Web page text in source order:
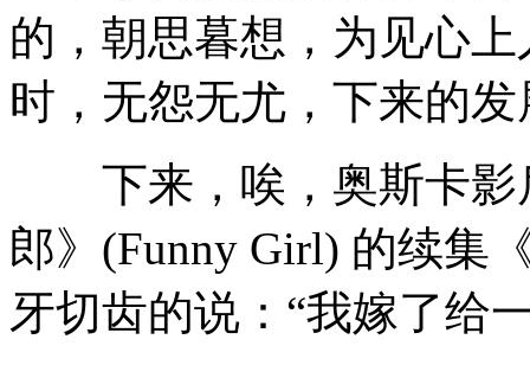
的，朝思暮想，为见心
时，无怨无尤，下来的发
下来，唉，奥斯卡影
郎》(Funny Girl) 的续集
牙切齿的说：“我嫁了给